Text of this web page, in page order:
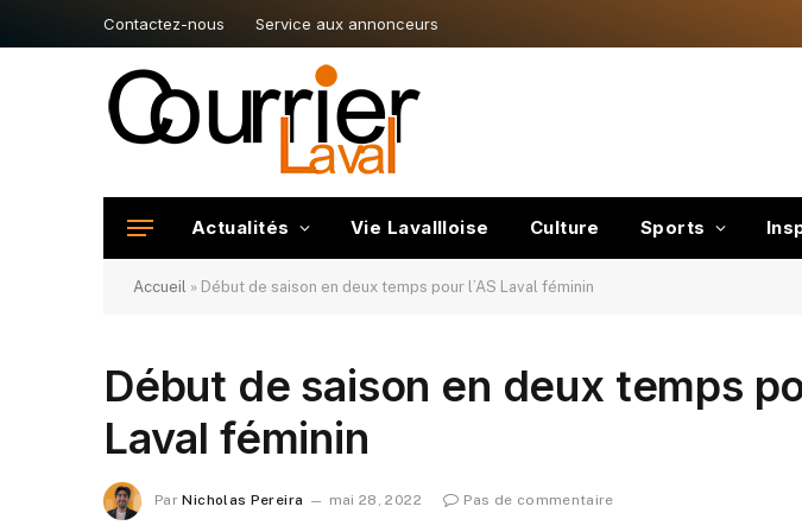
Contactez-nous Service aux annonceurs
Actualités Vie Lavallloise Culture Sports
Accueil » Début de saison en deux temps pour l’AS Laval féminin
Début de saison en deux temps
Laval féminin
Par Nicholas Pereira mai 28, 2022 Pas de commentaire